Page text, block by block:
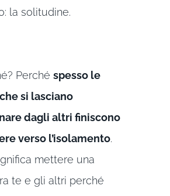
la solitudine.
Perché spesso le
si lasciano
dagli altri finiscono
verso l’isolamento.
mettere una
te e gli altri perché